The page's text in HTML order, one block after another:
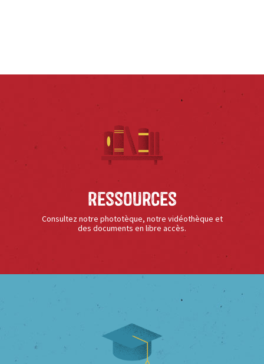
Ressources
Consultez notre phototèque, notre vidéothèque et
des documents en libre accès.